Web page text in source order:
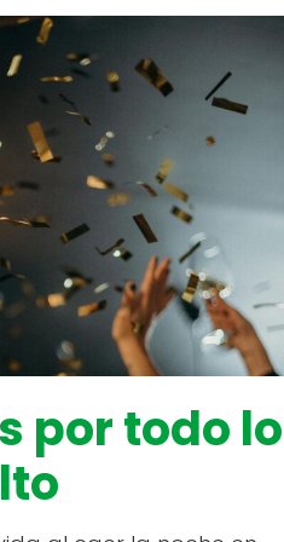
por todo lo